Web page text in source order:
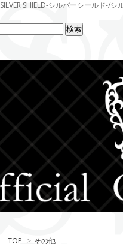
SILVER SHIELD-シルバーシールド-/
TOP > その他